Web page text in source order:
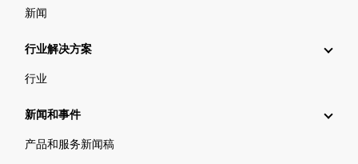
新闻
行业解决方案
行业
新闻和事件
产品和服务新闻稿